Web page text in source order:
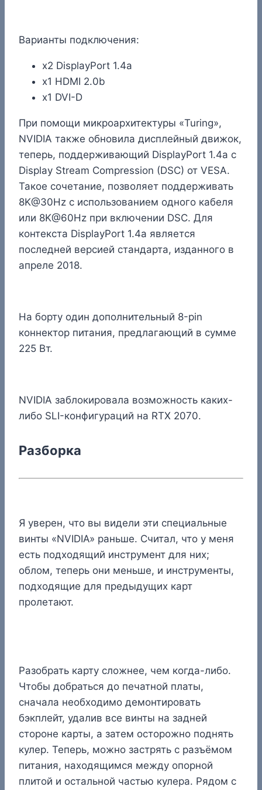
Варианты подключения:
x2 DisplayPort 1.4a
x1 HDMI 2.0b
x1 DVI-D
При помощи микроархитектуры «Turing»,
NVIDIA также обновила дисплейный движок,
теперь, поддерживающий DisplayPort 1.4a с
Display Stream Compression (DSC) от VESA.
Такое сочетание, позволяет поддерживать
8K@30Hz с использованием одного кабеля
или 8K@60Hz при включении DSC. Для
контекста DisplayPort 1.4a является
последней версией стандарта, изданного в
апреле 2018.
На борту один дополнительный 8-pin
коннектор питания, предлагающий в сумме
225 Вт.
NVIDIA заблокировала возможность каких-
либо SLI-конфигураций на RTX 2070.
Разборка
Я уверен, что вы видели эти специальные
винты «NVIDIA» раньше. Считал, что у меня
есть подходящий инструмент для них;
облом, теперь они меньше, и инструменты,
подходящие для предыдущих карт
пролетают.
Разобрать карту сложнее, чем когда-либо.
Чтобы добраться до печатной платы,
сначала необходимо демонтировать
бэкплейт, удалив все винты на задней
стороне карты, а затем осторожно поднять
кулер. Теперь, можно застрять с разъёмом
питания, находящимся между опорной
плитой и остальной частью кулера. Рядом с